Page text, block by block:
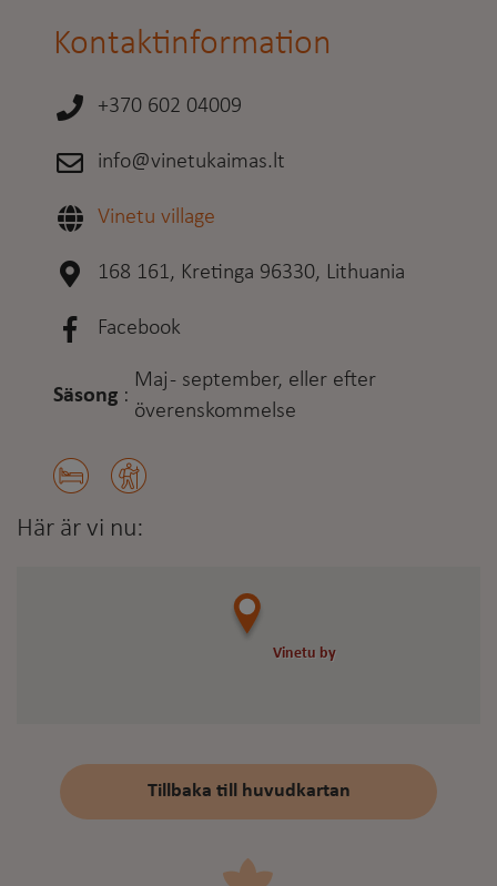
Kontaktinformation
+370 602 04009
info@vinetukaimas.lt
Vinetu village
168 161, Kretinga 96330, Lithuania
Facebook
Säsong :
Maj - september, eller efter
överenskommelse
Här är vi nu:
Vinetu by
Vinetu by
Tillbaka till huvudkartan